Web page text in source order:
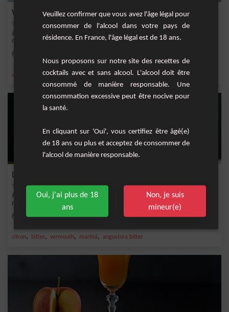
Whisky Royal
&nbsp;Le cocktail que je vous présente est un classique de la mixologie : un
cocktail à...
angostura bitter,whisky,Short Drink
Le Triomphe
&nbsp;Ce cocktail est un délicieux mélange de saveurs complexes qui se marient
parfaite...
Facile
citron, bitter, vermouth, martini, angostura bitter
Veuillez confirmer que vous avez l'âge légal pour
consommer de l'alcool dans votre pays de
résidence. En France, l'âge légal est de 18 ans.
Nous proposons sur notre site des recettes de
cocktails avec et sans alcool. L'alcool doit être
consommé de manière responsable. Une
consommation excessive peut être nocive pour
la santé.
En cliquant sur 'Oui', vous certifiez être âgé(e)
de 18 ans ou plus et acceptez de consommer de
l'alcool de manière responsable.
Oui, j'ai plus de 18
ans
Non, je suis
mineur(e)